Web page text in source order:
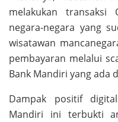
melakukan transaksi
negara-negara yang
wisatawan
pembayaran melalui
Bank Mandiri yang ada
Dampak positif
Mandiri ini terbukti